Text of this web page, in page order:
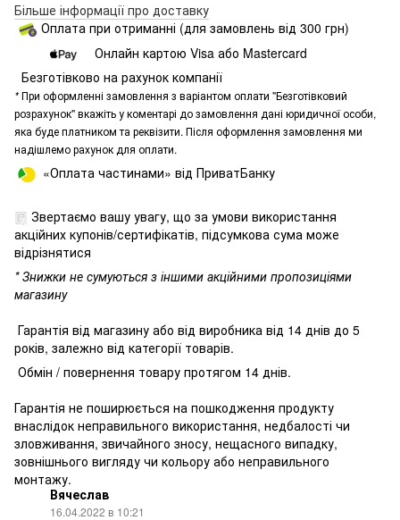
Більше інформації про доставку
Оплата при отриманні (для замовлень від 300 грн)
Онлайн картою Visa або Mastercard
Безготівково на рахунок компанії
*При оформленні замовлення з варіантом оплати "Безготівковий
розрахунок" вкажіть у коментарі до замовлення дані юридичної особи,
яка буде платником та реквізити. Після оформлення замовлення ми
надішлемо рахунок для оплати.
«Оплата частинами» від ПриватБанку
Звертаємо вашу увагу, що за умови використання
акційних купонів/сертифікатів, підсумкова сума може
відрізнятися
* Знижки не сумуються з іншими акційними пропозиціями
магазину
Гарантія від магазину або від виробника від 14 днів до 5
років, залежно від категорії товарів.
Обмін / повернення товару протягом 14 днів.
Гарантія не поширюється на пошкодження продукту
внаслідок неправильного використання, недбалості чи
зловживання, звичайного зносу, нещасного випадку,
зовнішнього вигляду чи кольору або неправильного
монтажу.
Вячеслав
16.04.2022 в 10:21